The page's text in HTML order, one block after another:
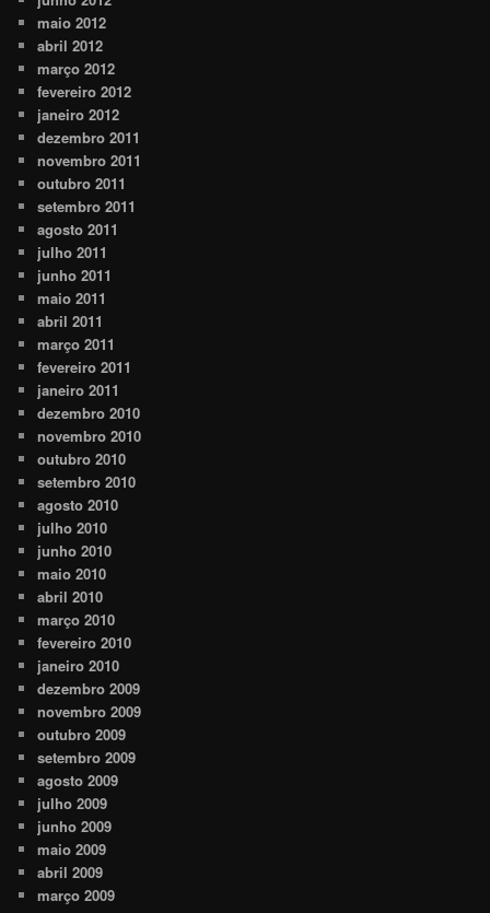
maio 2012
abril 2012
março 2012
fevereiro 2012
janeiro 2012
dezembro 2011
novembro 2011
outubro 2011
setembro 2011
agosto 2011
julho 2011
junho 2011
maio 2011
abril 2011
março 2011
fevereiro 2011
janeiro 2011
dezembro 2010
novembro 2010
outubro 2010
setembro 2010
agosto 2010
julho 2010
junho 2010
maio 2010
abril 2010
março 2010
fevereiro 2010
janeiro 2010
dezembro 2009
novembro 2009
outubro 2009
setembro 2009
agosto 2009
julho 2009
junho 2009
maio 2009
abril 2009
março 2009